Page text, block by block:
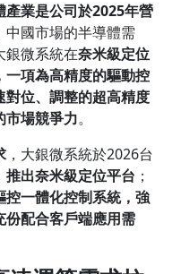
產業是公司於2025年營
中國市場的半導體需
銀微系統在奈米級定位
項為高精度的驅動控
位、調整的超高精度
市場競爭力。
，大銀微系統於2026台
推出奈米級定位平台 ；
控一體化控制系統，強
配合客戶端應用需